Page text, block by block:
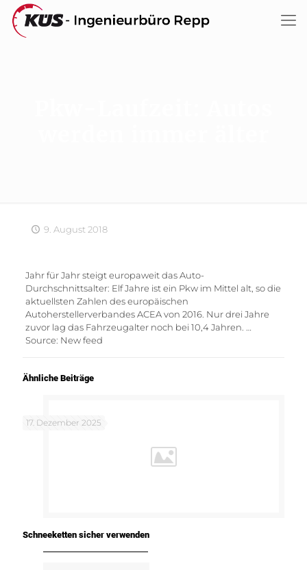
9. August 2018
Jahr für Jahr steigt europaweit das Auto-
Durchschnittsalter: Elf Jahre ist ein Pkw im Mittel alt, so die
aktuellsten Zahlen des europäischen
Autoherstellerverbandes ACEA von 2016. Nur drei Jahre
zuvor lag das Fahrzeugalter noch bei 10,4 Jahren. …
Source: New feed
Ähnliche Beiträge
17. Dezember 2025
Schneeketten sicher verwenden